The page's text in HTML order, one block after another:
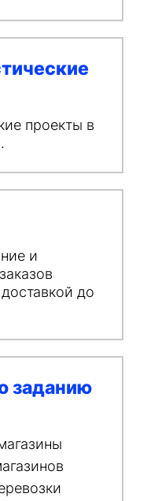
проекты в
и
до
заданию